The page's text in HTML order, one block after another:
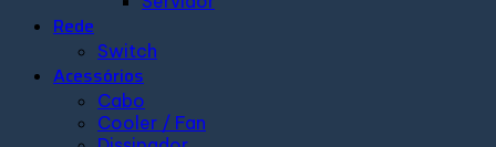
Rede
Switch
Acessórios
Cabo
Cooler / Fan